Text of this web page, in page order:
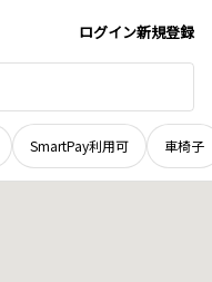
ログイン新規登録
SmartPay利用可 車椅子